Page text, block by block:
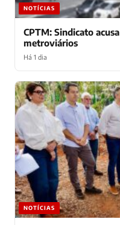
NOTÍCIAS
CPTM: Sindicato
metroviários
Há 1 dia
NOTÍCIAS